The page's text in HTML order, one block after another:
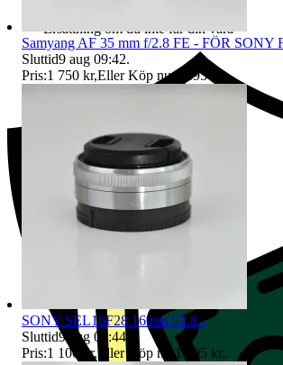
Ersättning om du inte får din vara
Samyang AF 35 mm f/2.8 FE - FÖR SONY
Sluttid9 aug 09:42.
Pris:1 750 kr,Eller Köp nu 1 895 kr ,.
SONY SEL16F28 16mm f/2.8 -
Sluttid9 aug 09:44
Pris:1 100 kr,Eller Köp nu 1 495 kr,.